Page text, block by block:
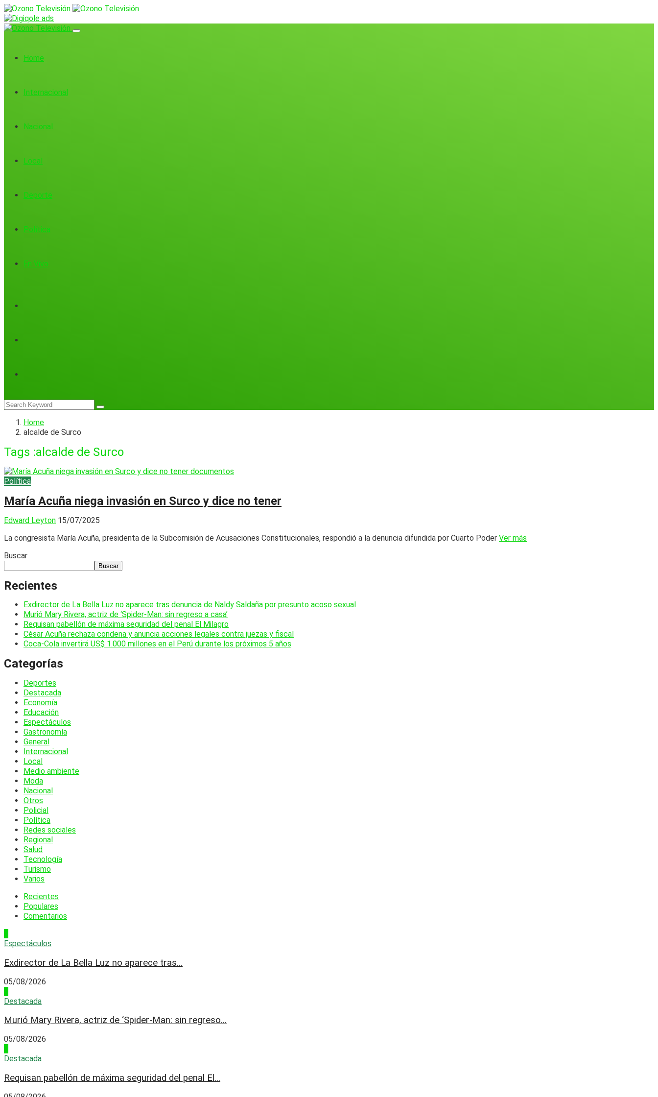
Home
Internacional
Nacional
Local
Deporte
Política
En Vivo
Home
alcalde de Surco
Tags :alcalde de Surco
Política
María Acuña niega invasión en Surco y dice no tener
Edward Leyton 15/07/2025
La congresista María Acuña, presidenta de la Subcomisión de Acusaciones Constitucionales, respondió a la denuncia difundida por Cuarto Poder Ver más
Buscar
Buscar
Recientes
Exdirector de La Bella Luz no aparece tras denuncia de Naldy Saldaña por presunto acoso sexual
Murió Mary Rivera, actriz de ‘Spider-Man: sin regreso a casa’
Requisan pabellón de máxima seguridad del penal El Milagro
César Acuña rechaza condena y anuncia acciones legales contra juezas y fiscal
Coca-Cola invertirá US$ 1.000 millones en el Perú durante los próximos 5 años
Categorías
Deportes
Destacada
Economía
Educación
Espectáculos
Gastronomía
General
Internacional
Local
Medio ambiente
Moda
Nacional
Otros
Policial
Política
Redes sociales
Regional
Salud
Tecnología
Turismo
Varios
Recientes
Populares
Comentarios
Espectáculos
Exdirector de La Bella Luz no aparece tras...
05/08/2026
Destacada
Murió Mary Rivera, actriz de ‘Spider-Man: sin regreso...
05/08/2026
Destacada
Requisan pabellón de máxima seguridad del penal El...